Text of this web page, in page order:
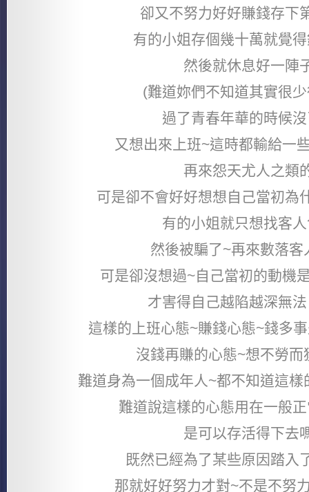
卻又不努力好好賺錢存下
有的小姐存個幾十萬就覺
然後就休息好一陣
(難道妳們不知道其實很
過了青春年華的時候
又想出來上班~這時都輸給一
再來怨天尤人之類
可是卻不會好好想想自己當初為
有的小姐就只想找客
然後被騙了~再來數落客
可是卻沒想過~自己當初的動機
才害得自己越陷越深無
這樣的上班心態~賺錢心態~錢多
沒錢再賺的心態~想不勞而
難道身為一個成年人~都不知道這
難道說這樣的心態用在一般
是可以存活得下去
既然已經為了某些原因踏入
那就好好努力才對~不是不努